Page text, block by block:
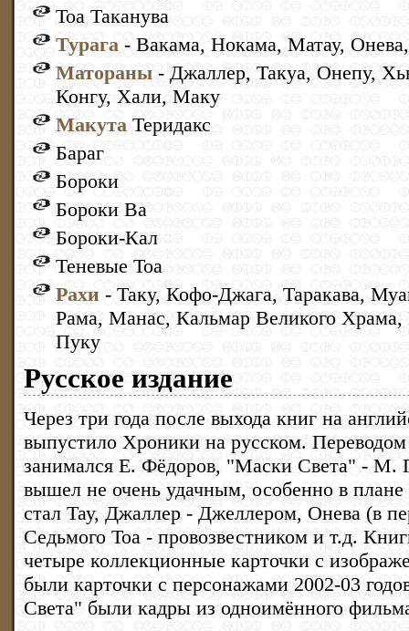
Тоа Таканува
Турага - Вакама, Нокама, Матау,
Матораны - Джаллер, Такуа, Онепу,
Конгу, Хали, Маку
Макута Теридакс
Бараг
Бороки
Бороки Ва
Бороки-Кал
Теневые Тоа
Рахи - Таку, Кофо-Джага, Таракава,
Рама, Манас, Кальмар Великого
Пуку
Русское издание
Через три года после выхода книг на
выпустило Хроники на русском.
занимался Е. Фёдоров, "Маски Света" - М.
вышел не очень удачным, особенно в
стал Тау, Джаллер - Джеллером, Онева (в
Седьмого Тоа - провозвестником и т.д.
четыре коллекционные карточки с
были карточки с персонажами 2002-03
Света" были кадры из одноимённого